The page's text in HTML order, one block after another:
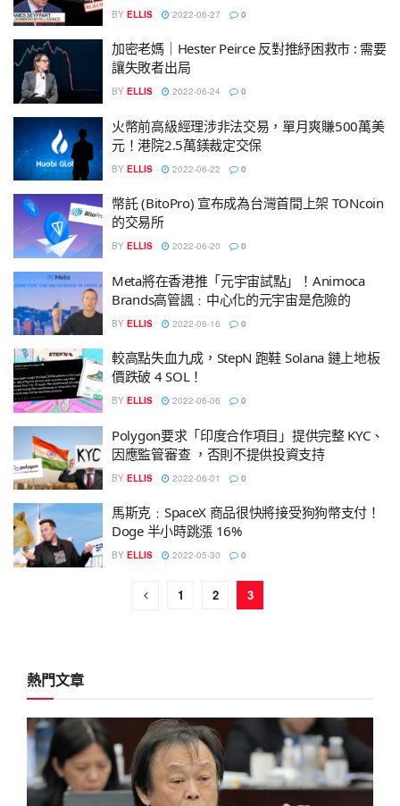
BY ELLIS 2022-06-27 0
加密老媽｜Hester Peirce 反對推紓困救市 : 需要
讓失敗者出局
BY ELLIS 2022-06-24 0
火幣前高級經理涉非法交易，單月爽賺500萬美
元！港院2.5萬鎂裁定交保
BY ELLIS 2022-06-22 0
幣託 (BitoPro) 宣布成為台灣首間上架 TONcoin
的交易所
BY ELLIS 2022-06-20 0
Meta將在香港推「元宇宙試點」！Animoca
Brands高管諷﹕中心化的元宇宙是危險的
BY ELLIS 2022-06-16 0
較高點失血九成，StepN 跑鞋 Solana 鏈上地板
價跌破 4 SOL！
BY ELLIS 2022-06-06 0
Polygon要求「印度合作項目」提供完整 KYC、
因應監管審查 ，否則不提供投資支持
BY ELLIS 2022-06-01 0
馬斯克﹕SpaceX 商品很快將接受狗狗幣支付！
Doge 半小時跳漲 16%
BY ELLIS 2022-05-30 0
1 2 3
熱門文章